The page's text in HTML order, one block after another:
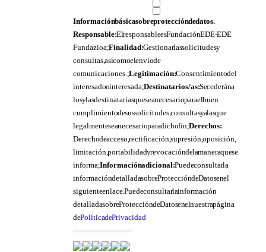
Información básica sobre protección de datos.
Responsable:El responsable es Fundación EDE- EDE
Fundazioa;Finalidad:Gestionar las solicitudes y
consultas, así como el envío de
comunicaciones.;Legitimación:Consentimiento del
interesado o interesada;Destinatarios/as:Se cederán a
los y las destinatarias que sea necesario para el buen
cumplimiento de sus solicitudes, consultas y a las que
legalmente sea necesario para dicho fin;Derechos:
Derecho de acceso, rectificación, supresión, oposición,
limitación, portabilidad y revocación de la manera que se
informa;Información adicional:Puede consultar la
información detallada sobre Protección de Datos en el
siguiente enlace. Puede consultar la información
detallada sobre Protección de Datos en el nuestra página
dePolítica de Privacidad